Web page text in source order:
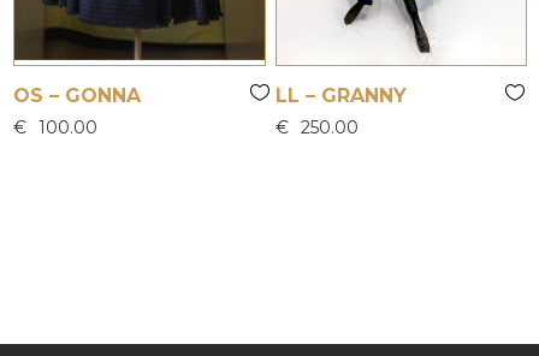
OS – GONNA
€ 100.00
LL – GRANNY
€ 250.00